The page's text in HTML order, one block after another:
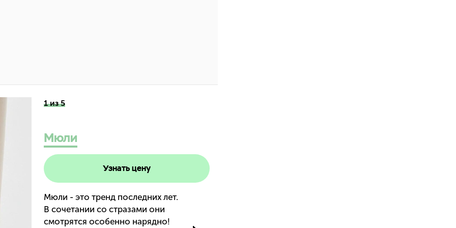
1 из 5
Мюли
Узнать цену
Мюли - это тренд последних лет.
В сочетании со стразами они
смотрятся особенно нарядно!